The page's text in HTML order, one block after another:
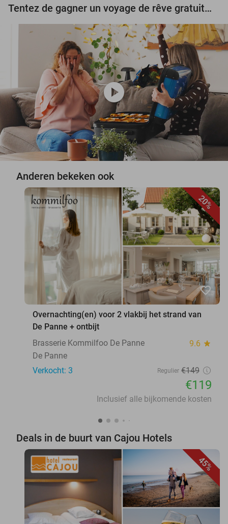
Tentez de gagner un voyage de rêve gratuit d'une valeur de 3.000 € !
play_circle
Anderen bekeken ook
20%
favorite_border
Overnachting(en) voor 2 vlakbij het strand van
De Panne + ontbijt
Brasserie Kommilfoo De Panne
9.6 star
De Panne
Verkocht: 3
Regulier €149
€119
Inclusief alle bijkomende kosten
Deals in de buurt van Cajou Hotels
45%